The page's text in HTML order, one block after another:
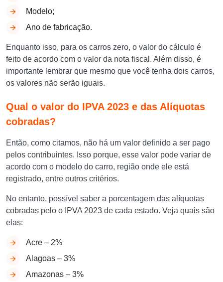
Modelo;
Ano de fabricação.
Enquanto isso, para os carros zero, o valor do cálculo é
feito de acordo com o valor da nota fiscal. Além disso, é
importante lembrar que mesmo que você tenha dois carros,
os valores não serão iguais.
Qual o valor do IPVA 2023 e das Alíquotas
cobradas?
Então, como citamos, não há um valor definido a ser pago
pelos contribuintes. Isso porque, esse valor pode variar de
acordo com o modelo do carro, região onde ele está
registrado, entre outros critérios.
No entanto, possível saber a porcentagem das alíquotas
cobradas pelo o IPVA 2023 de cada estado. Veja quais são
elas:
Acre – 2%
Alagoas – 3%
Amazonas – 3%